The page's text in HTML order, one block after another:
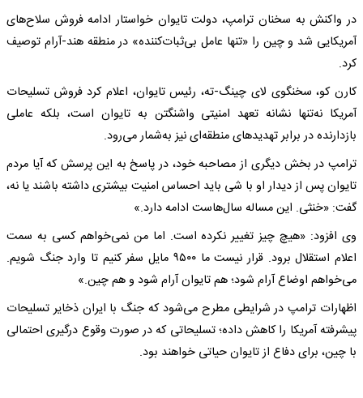
در واکنش به سخنان ترامپ، دولت تایوان خواستار ادامه فروش سلاح‌های
آمریکایی شد و چین را «تنها عامل بی‌ثبات‌کننده» در منطقه هند-آرام توصیف
کرد.
کارن کو، سخنگوی لای چینگ-ته، رئیس‌ تایوان، اعلام کرد فروش تسلیحات
آمریکا نه‌تنها نشانه تعهد امنیتی واشنگتن به تایوان است، بلکه عاملی
بازدارنده در برابر تهدیدهای منطقه‌ای نیز به‌شمار می‌رود.
ترامپ در بخش دیگری از مصاحبه خود، در پاسخ به این پرسش که آیا مردم
تایوان پس از دیدار او با شی باید احساس امنیت بیشتری داشته باشند یا نه،
گفت: «خنثی. این مساله سال‌هاست ادامه دارد.»
وی افزود: «هیچ چیز تغییر نکرده است. اما من نمی‌خواهم کسی به سمت
اعلام استقلال برود. قرار نیست ما ۹۵۰۰ مایل سفر کنیم تا وارد جنگ شویم.
می‌خواهم اوضاع آرام شود؛ هم تایوان آرام شود و هم چین.»
اظهارات ترامپ در شرایطی مطرح می‌شود که جنگ با ایران ذخایر تسلیحات
پیشرفته آمریکا را کاهش داده؛ تسلیحاتی که در صورت وقوع درگیری احتمالی
با چین، برای دفاع از تایوان حیاتی خواهند بود.